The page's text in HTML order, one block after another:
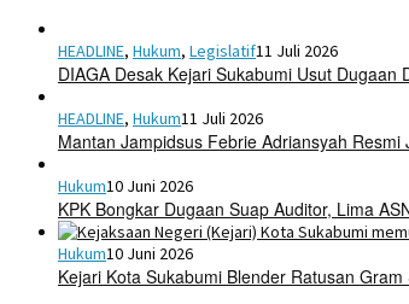
HEADLINE, Hukum, Legislatif11 Juli 2026
DIAGA Desak Kejari Sukabumi Usut
HEADLINE, Hukum11 Juli 2026
Mantan Jampidsus Febrie Adriansyah
Hukum10 Juni 2026
KPK Bongkar Dugaan Suap Auditor, Lima
Hukum10 Juni 2026
Kejari Kota Sukabumi Blender Ratusan